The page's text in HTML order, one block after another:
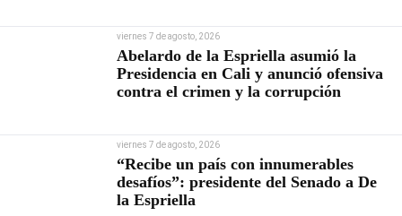
viernes 7 de agosto, 2026
Abelardo de la Espriella asumió la
Presidencia en Cali y anunció ofensiva
contra el crimen y la corrupción
viernes 7 de agosto, 2026
“Recibe un país con innumerables
desafíos”: presidente del Senado a De
la Espriella